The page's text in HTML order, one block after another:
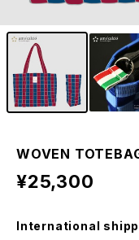
WOVEN
¥25,300
International